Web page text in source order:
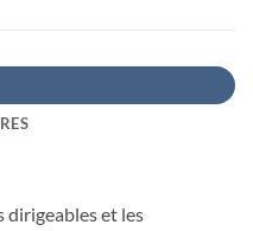
dirigeables et les